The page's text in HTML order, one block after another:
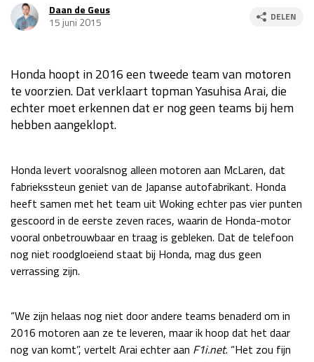
Kwalificatie
za 22:00 - 23:00
Race
zo 21:00 - 23:00
GP SÃO PAULO 2026 06 - 08 nov
Kwalificatie
za 19:00 - 20:00
Race
zo 18:00 - 20:00
LAS VEGAS GRAND PRIX 2026 20 - 22 nov
Kwalificatie
za 05:00 - 06:00
GP ABU DHABI 2026 04 - 06 dec
Kwalificatie
za 15:00 - 16:00
Race
zo 14:00 - 16:00
Daan de Geus
15 juni 2015
DELEN
Honda hoopt in 2016 een tweede team van motoren
te voorzien. Dat verklaart topman Yasuhisa Arai, die
echter moet erkennen dat er nog geen teams bij hem
hebben aangeklopt.
Honda levert vooralsnog alleen motoren aan McLaren, dat
fabriekssteun geniet van de Japanse autofabrikant. Honda
heeft samen met het team uit Woking echter pas vier punten
gescoord in de eerste zeven races, waarin de Honda-motor
vooral onbetrouwbaar en traag is gebleken. Dat de telefoon
nog niet roodgloeiend staat bij Honda, mag dus geen
verrassing zijn.
“We zijn helaas nog niet door andere teams benaderd om in
2016 motoren aan ze te leveren, maar ik hoop dat het daar
nog van komt”, vertelt Arai echter aan F1i.net. “Het zou fijn